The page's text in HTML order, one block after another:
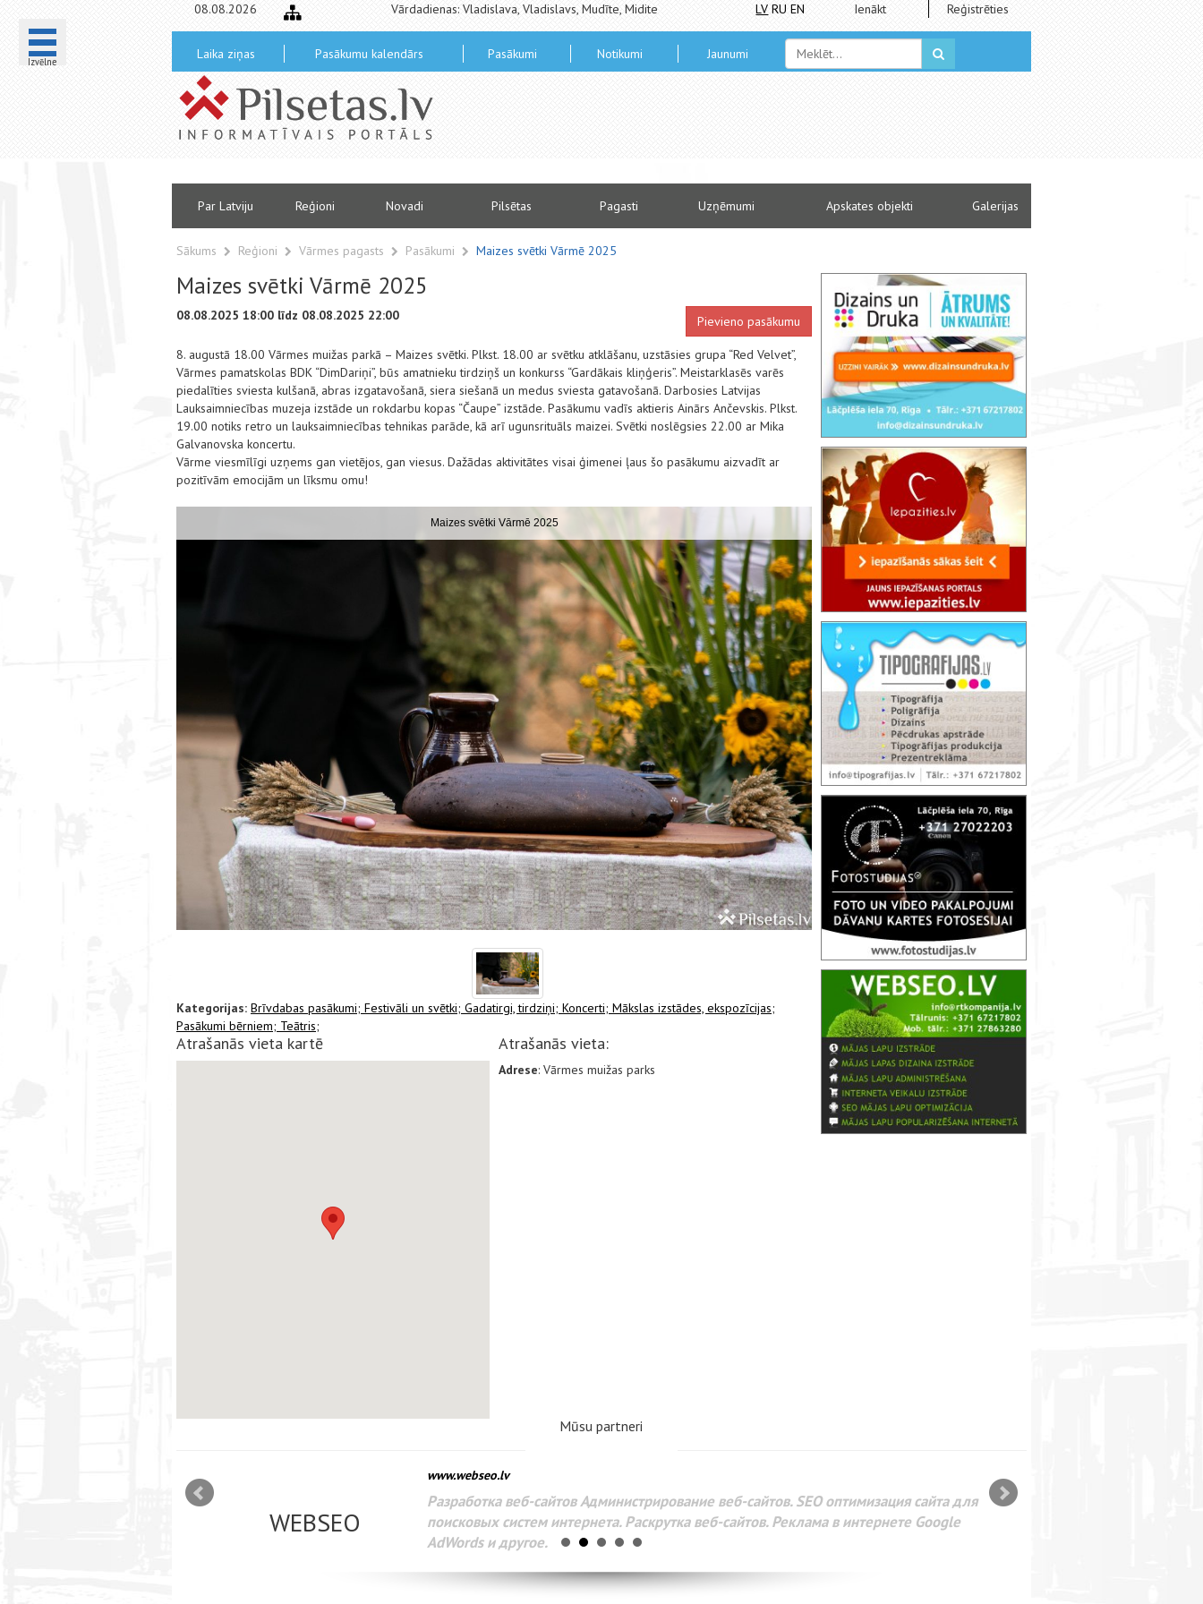
Izvēlne
08.08.2026 Vārdadienas: Vladislava, Vladislavs, Mudīte, Midite LV RU EN Ienākt Reģistrēties
Laika ziņas Pasākumu kalendārs Pasākumi Notikumi Jaunumi
Par Latviju Reģioni Novadi Pilsētas Pagasti Uzņēmumi Apskates objekti Galerijas
Sākums Reģioni Vārmes pagasts Pasākumi Maizes svētki Vārmē 2025
Maizes svētki Vārmē 2025
08.08.2025 18:00 līdz 08.08.2025 22:00 Pievieno pasākumu
8. augustā 18.00 Vārmes muižas parkā – Maizes svētki. Plkst. 18.00 ar svētku atklāšanu, uzstāsies grupa “Red Velvet”,
Vārmes pamatskolas BDK “DimDariņi”, būs amatnieku tirdziņš un konkurss “Gardākais kliņģeris”. Meistarklasēs varēs
piedalīties sviesta kulšanā, abras izgatavošanā, siera siešanā un medus sviesta gatavošanā. Darbosies Latvijas
Lauksaimniecības muzeja izstāde un rokdarbu kopas “Čaupe” izstāde. Pasākumu vadīs aktieris Ainārs Ančevskis. Plkst.
19.00 notiks retro un lauksaimniecības tehnikas parāde, kā arī ugunsrituāls maizei. Svētki noslēgsies 22.00 ar Mika
Galvanovska koncertu.
Vārme viesmīlīgi uzņems gan vietējos, gan viesus. Dažādas aktivitātes visai ģimenei ļaus šo pasākumu aizvadīt ar
pozitīvām emocijām un līksmu omu!
Maizes svētki Vārmē 2025
Kategorijas: Brīvdabas pasākumi; Festivāli un svētki; Gadatirgi, tirdziņi; Koncerti; Mākslas izstādes, ekspozīcijas;
Pasākumi bērniem; Teātris;
Atrašanās vieta kartē Atrašanās vieta:
Adrese: Vārmes muižas parks
Mūsu partneri
WEBSEO
www.webseo.lv
Разработка веб-сайтов Администрирование веб-сайтов. SEO оптимизация сайта для
поисковых систем интернета. Раскрутка веб-сайтов. Реклама в интернете Google
AdWords и другое.